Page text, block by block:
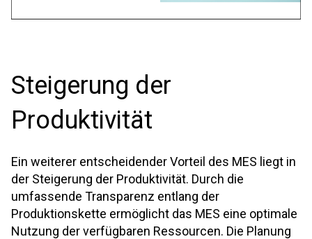
Steigerung der
Produktivität
Ein weiterer entscheidender Vorteil des MES liegt in
der Steigerung der Produktivität. Durch die
umfassende Transparenz entlang der
Produktionskette ermöglicht das MES eine optimale
Nutzung der verfügbaren Ressourcen. Die Planung